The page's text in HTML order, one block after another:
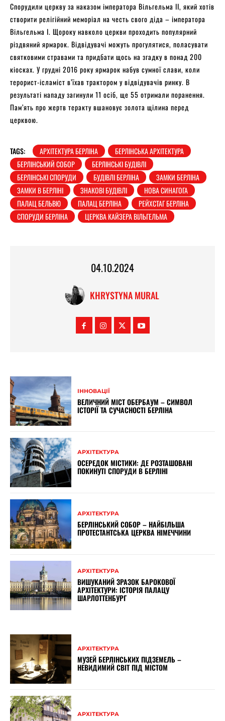
Спорудили церкву за наказом імператора Вільгельма II, який хотів
створити релігійний меморіал на честь свого діда – імператора
Вільгельма I. Щороку навколо церкви проходить популярний
різдвяний ярмарок. Відвідувачі можуть прогулятися, поласувати
святковими стравами та придбати щось на згадку в понад 200
кіосках. У грудні 2016 року ярмарок набув сумної слави, коли
терорист-ісламіст в’їхав трактором у відвідувачів ринку. В
результаті нападу загинули 11 осіб, ще 55 отримали поранення.
Пам’ять про жертв теракту вшановує золота щілина перед
церквою.
TAGS: АРХІТЕКТУРА БЕРЛІНА
БЕРЛІНСЬКА АРХІТЕКТУРА
БЕРЛІНСЬКИЙ СОБОР
БЕРЛІНСЬКІ БУДІВЛІ
БЕРЛІНСЬКІ СПОРУДИ
БУДІВЛІ БЕРЛІНА
ЗАМКИ БЕРЛІНА
ЗАМКИ В БЕРЛІНІ
ЗНАКОВІ БУДІВЛІ
НОВА СИНАГОГА
ПАЛАЦ БЕЛЬВЮ
ПАЛАЦ БЕРЛІНА
РЕЙХСТАГ БЕРЛІНА
СПОРУДИ БЕРЛІНА
ЦЕРКВА КАЙЗЕРА ВІЛЬГЕЛЬМА
04.10.2024
KHRYSTYNA MURAL
ІННОВАЦІЇ
ВЕЛИЧНИЙ МІСТ ОБЕРБАУМ – СИМВОЛ
ІСТОРІЇ ТА СУЧАСНОСТІ БЕРЛІНА
АРХІТЕКТУРА
ОСЕРЕДОК МІСТИКИ: ДЕ РОЗТАШОВАНІ
ПОКИНУТІ СПОРУДИ В БЕРЛІНІ
АРХІТЕКТУРА
БЕРЛІНСЬКИЙ СОБОР – НАЙБІЛЬША
ПРОТЕСТАНТСЬКА ЦЕРКВА НІМЕЧЧИНИ
АРХІТЕКТУРА
ВИШУКАНИЙ ЗРАЗОК БАРОКОВОЇ
АРХІТЕКТУРИ: ІСТОРІЯ ПАЛАЦУ
ШАРЛОТТЕНБУРГ
АРХІТЕКТУРА
МУЗЕЙ БЕРЛІНСЬКИХ ПІДЗЕМЕЛЬ –
НЕВИДИМИЙ СВІТ ПІД МІСТОМ
АРХІТЕКТУРА